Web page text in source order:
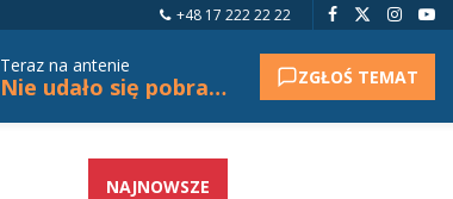
+48 17 222 22 22
Teraz na antenie
Nie udało się pobrać tytułu. ZGŁOŚ TEMAT
NAJNOWSZE